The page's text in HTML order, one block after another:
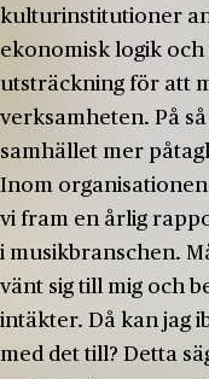
kulturinstitutioner
ekonomisk logik
utsträckning för att
verksamheten. På
samhället mer
Inom
vi fram en årlig
i musikbranschen.
vänt sig till mig och
intäkter. Då kan jag
med det till? Detta